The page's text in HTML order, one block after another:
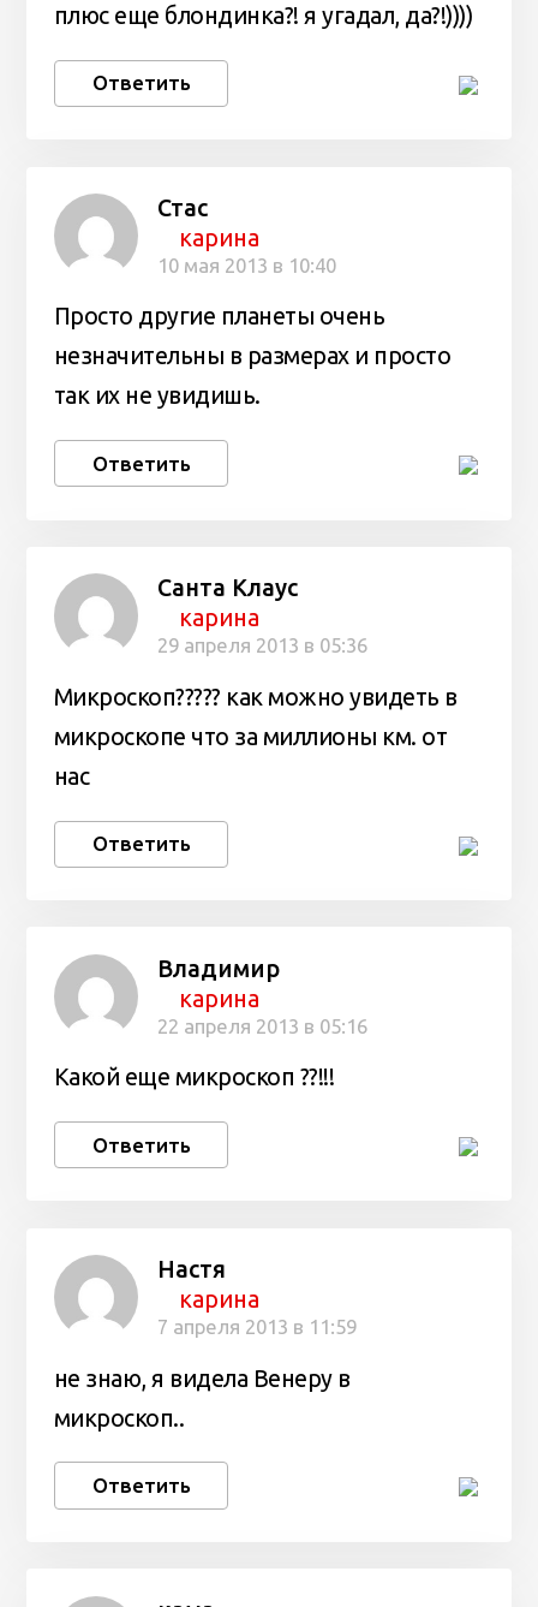
плюс еще блондинка?! я угадал, да?!))))
Ответить
Стас
карина
10 мая 2013 в 10:40
Просто другие планеты очень
незначительны в размерах и просто
так их не увидишь.
Ответить
Санта Клаус
карина
29 апреля 2013 в 05:36
Микроскоп????? как можно увидеть в
микроскопе что за миллионы км. от
нас
Ответить
Владимир
карина
22 апреля 2013 в 05:16
Какой еще микроскоп ??!!!
Ответить
Настя
карина
7 апреля 2013 в 11:59
не знаю, я видела Венеру в
микроскоп..
Ответить